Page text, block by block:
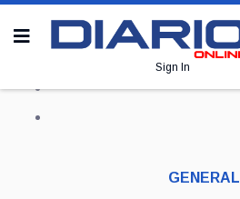
Sign In
GENERAL